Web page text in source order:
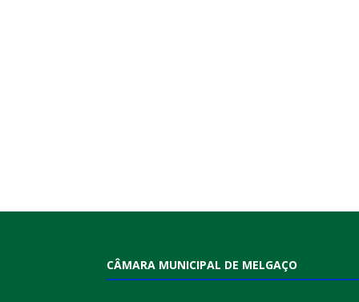
CÂMARA MUNICIPAL DE MELGAÇO